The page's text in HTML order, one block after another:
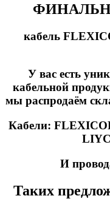
кабель
У вас есть
кабельной
мы распродаём
Кабели:
И
Таких